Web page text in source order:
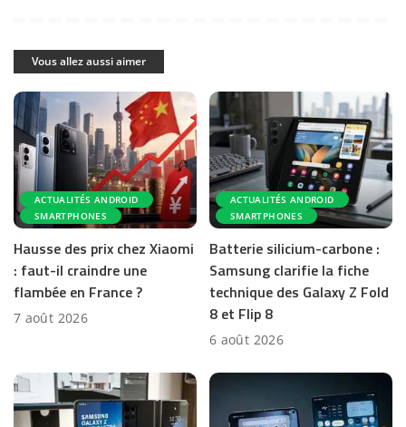
Vous allez aussi aimer
ACTUALITÉS ANDROID
SMARTPHONES
Hausse des prix chez Xiaomi
: faut-il craindre une
flambée en France ?
7 août 2026
ACTUALITÉS ANDROID
SMARTPHONES
Batterie silicium-carbone :
Samsung clarifie la fiche
technique des Galaxy Z Fold
8 et Flip 8
6 août 2026